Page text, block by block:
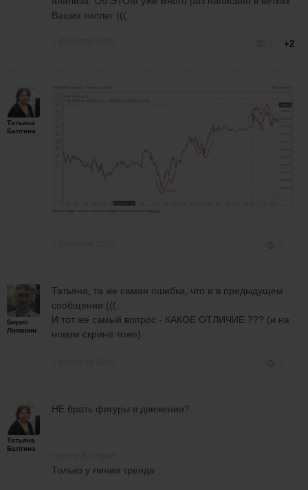
Ваших коллег (((.
+2
Татьяна
Балтина
Борис
Ломакин
Татьяна, та же самая ошибка, что и в предыдущем
сообщении (((.
И тот же самый вопрос - КАКОЕ ОТЛИЧИЕ ??? (и на
новом скрине тоже).
Татьяна
Балтина
НЕ брать фигуры в движении?
Только у линии тренда